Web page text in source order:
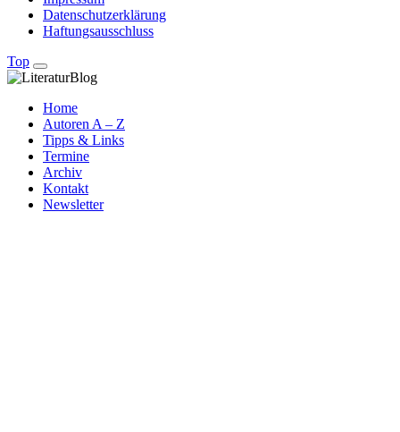
Datenschutzerklärung
Haftungsausschluss
Top
Home
Autoren A – Z
Tipps & Links
Termine
Archiv
Kontakt
Newsletter